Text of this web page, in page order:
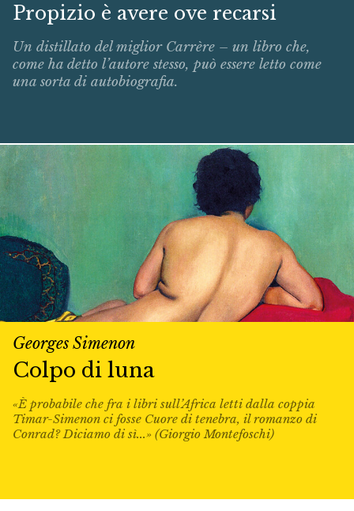
Propizio è avere ove recarsi
Un distillato del miglior Carrère – un libro che,
come ha detto l’autore stesso, può essere letto come
una sorta di autobiografia.
Georges Simenon
Colpo di luna
«È probabile che fra i libri sull’Africa letti dalla coppia
Timar-Simenon ci fosse Cuore di tenebra, il romanzo di
Conrad? Diciamo di sì...» (Giorgio Montefoschi)